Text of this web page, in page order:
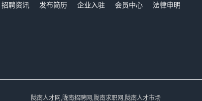
招聘资讯 发布简历 企业入驻 会员中心
法律申明
陇南人才网,陇南招聘网,陇南求职网,陇南人才市场